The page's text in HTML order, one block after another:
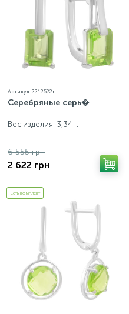
Артикул: 2212522n
Серебряные серь�
Вес изделия: 3,34 г.
6 555 грн
2 622 грн
Есть комплект